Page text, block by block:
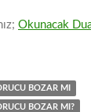
Okunacak
BOZAR MI
BOZAR MI?